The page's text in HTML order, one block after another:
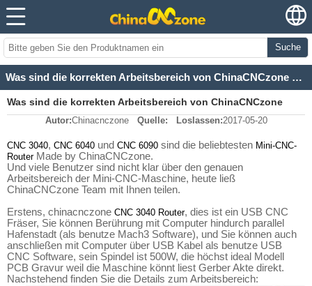
Suche
Was sind die korrekten Arbeitsbereich von ChinaCNCzone CNC 3040, CNC 6040, CNC 6090 Fräser?
Was sind die korrekten Arbeitsbereich von ChinaCNCzone
CNC 3040, CNC 6040, CNC 6090 Fräser?
Autor:Chinacnczone Quelle: Loslassen:2017-05-20
CNC 3040, CNC 6040 und CNC 6090 sind die beliebtesten Mini-CNC-
RouterMade by ChinaCNCzone.
Und viele Benutzer sind nicht klar über den genauen
Arbeitsbereich der Mini-CNC-Maschine, heute ließ
ChinaCNCzone Team mit Ihnen teilen.
Erstens, chinacnczone CNC 3040 Router, dies ist ein USB CNC
Fräser, Sie können Berührung mit Computer hindurch parallel
Hafenstadt (als benutze Mach3 Software), und Sie können auch
anschließen mit Computer über USB Kabel als benutze USB
CNC Software, sein Spindel ist 500W, die höchst ideal Modell
PCB Gravur weil die Maschine könnt liest Gerber Akte direkt.
Nachstehend finden Sie die Details zum Arbeitsbereich: